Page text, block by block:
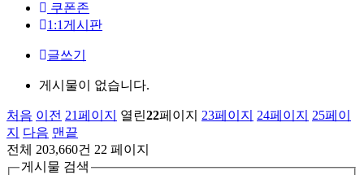
쿠폰존
1:1게시판
글쓰기
게시물이 없습니다.
처음 이전 21페이지 열린22페이지 23페이지 24페이지 25페이
지
다음 맨끝
전체 203,660건 22 페이지
게시물 검색